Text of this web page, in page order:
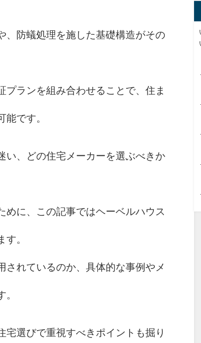
、防蟻処理を施した基礎構造がその
プランを組み合わせることで、住ま
能です。
い、どの住宅メーカーを選ぶべきか
めに、この記事ではヘーベルハウス
す。
されているのか、具体的な事例やメ
。
宅選びで重視すべきポイントも掘り